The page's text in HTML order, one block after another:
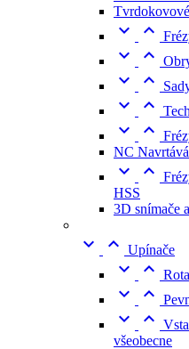
 
 
 
 
 
NC
 
HSS
3D snímače
  Upínače
 
 
 
všeobecne